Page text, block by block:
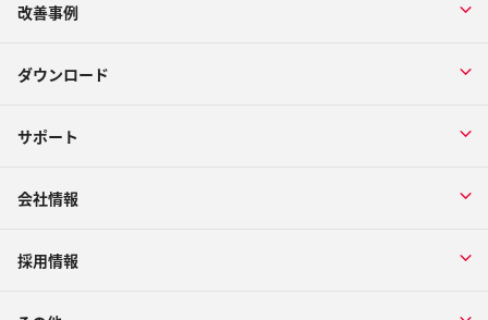
改善事例
ダウンロード
サポート
会社情報
採用情報